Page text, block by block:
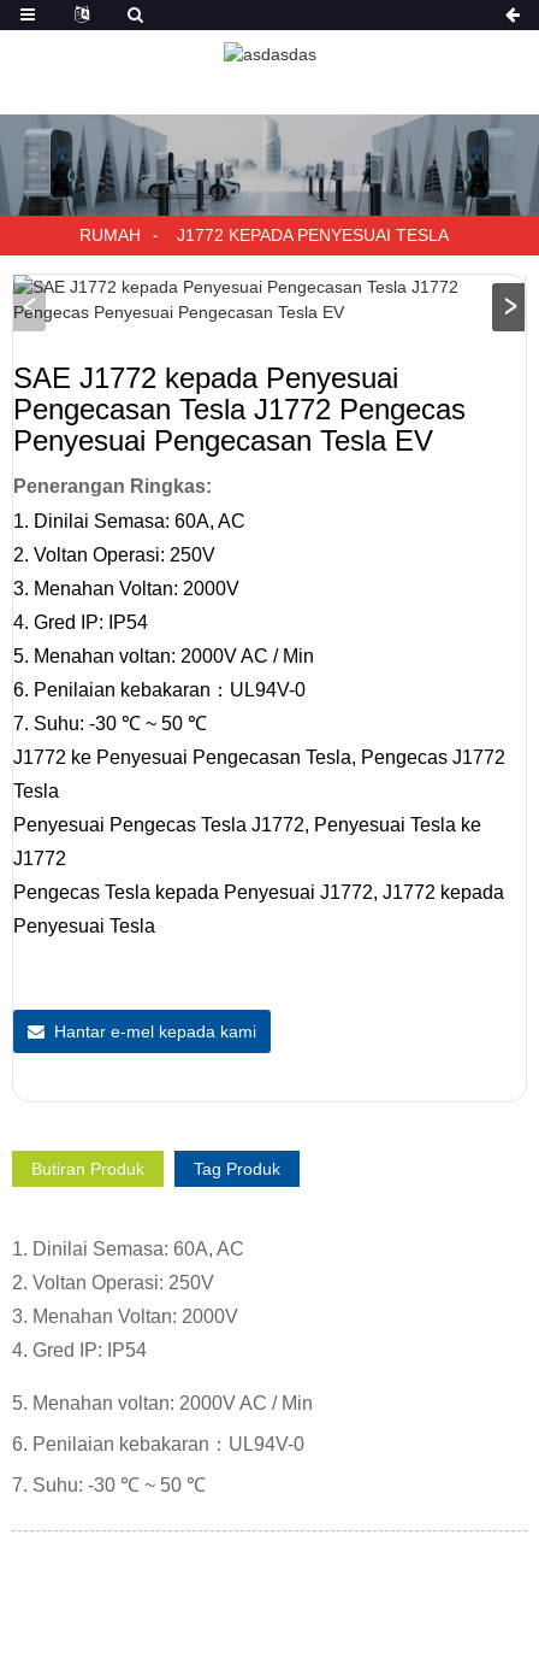
RUMAH J1772 KEPADA PENYESUAI TESLA
SAE J1772 kepada Penyesuai
Pengecasan Tesla J1772 Pengecas
Penyesuai Pengecasan Tesla EV
Penerangan Ringkas:
1. Dinilai Semasa: 60A, AC
2. Voltan Operasi: 250V
3. Menahan Voltan: 2000V
4. Gred IP: IP54
5. Menahan voltan: 2000V AC / Min
6. Penilaian kebakaran：UL94V-0
7. Suhu: -30 ℃ ~ 50 ℃
J1772 ke Penyesuai Pengecasan Tesla, Pengecas J1772
Tesla
Penyesuai Pengecas Tesla J1772, Penyesuai Tesla ke
J1772
Pengecas Tesla kepada Penyesuai J1772, J1772 kepada
Penyesuai Tesla
Hantar e-mel kepada kami
Butiran Produk Tag Produk
1. Dinilai Semasa: 60A, AC
2. Voltan Operasi: 250V
3. Menahan Voltan: 2000V
4. Gred IP: IP54
5. Menahan voltan: 2000V AC / Min
6. Penilaian kebakaran：UL94V-0
7. Suhu: -30 ℃ ~ 50 ℃